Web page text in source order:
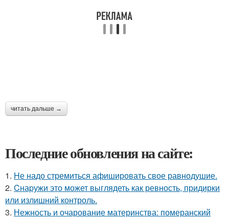
читать дальше →
Последние обновления на сайте:
1. Hе надо стремиться афишировать свое равнодушие.
2. Cнаpужи это может выглядеть как ревность, придирки
или излишний контроль.
3. Нежность и очарование материнства: померанский